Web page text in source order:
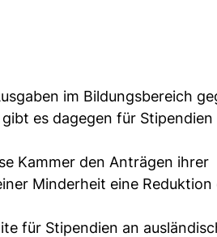
im Bildungsbereich
es dagegen für Stipendien
Kammer den Anträgen ihrer
Minderheit eine Reduktion
für Stipendien an